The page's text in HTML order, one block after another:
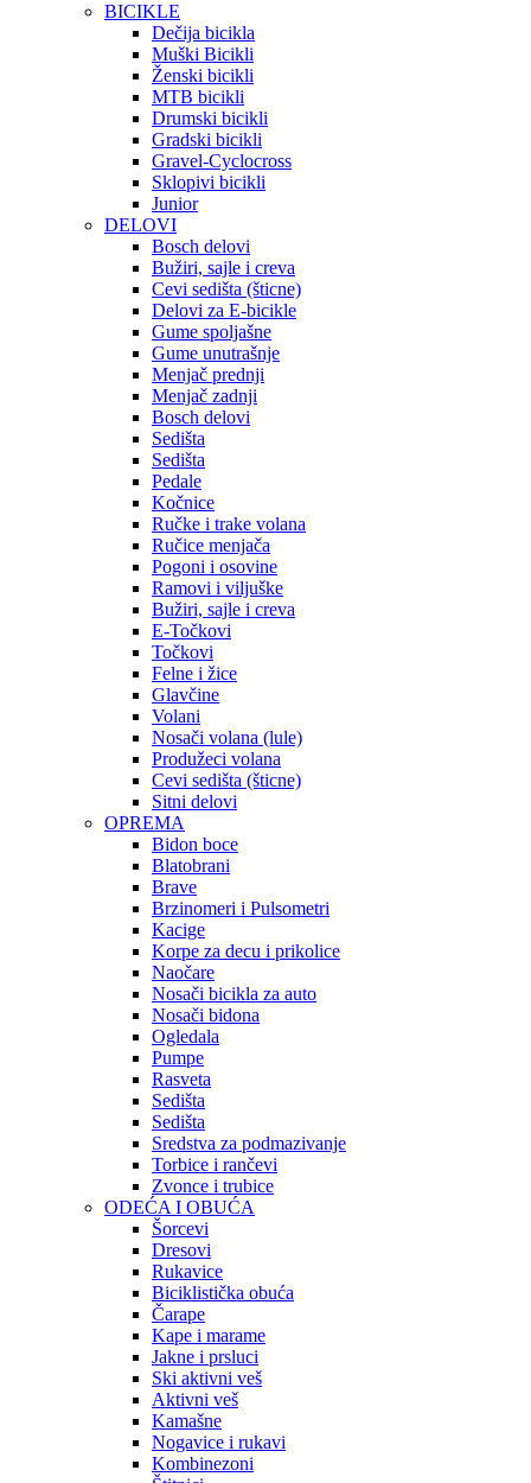
BICIKLE
Dečija bicikla
Muški Bicikli
Ženski bicikli
MTB bicikli
Drumski bicikli
Gradski bicikli
Gravel-Cyclocross
Sklopivi bicikli
Junior
DELOVI
Bosch delovi
Bužiri, sajle i creva
Cevi sedišta (šticne)
Delovi za E-bicikle
Gume spoljašne
Gume unutrašnje
Menjač prednji
Menjač zadnji
Bosch delovi
Sedišta
Sedišta
Pedale
Kočnice
Ručke i trake volana
Ručice menjača
Pogoni i osovine
Ramovi i viljuške
Bužiri, sajle i creva
E-Točkovi
Točkovi
Felne i žice
Glavčine
Volani
Nosači volana (lule)
Produžeci volana
Cevi sedišta (šticne)
Sitni delovi
OPREMA
Bidon boce
Blatobrani
Brave
Brzinomeri i Pulsometri
Kacige
Korpe za decu i prikolice
Naočare
Nosači bicikla za auto
Nosači bidona
Ogledala
Pumpe
Rasveta
Sedišta
Sedišta
Sredstva za podmazivanje
Torbice i rančevi
Zvonce i trubice
ODEĆA I OBUĆA
Šorcevi
Dresovi
Rukavice
Biciklistička obuća
Čarape
Kape i marame
Jakne i prsluci
Ski aktivni veš
Aktivni veš
Kamašne
Nogavice i rukavi
Kombinezoni